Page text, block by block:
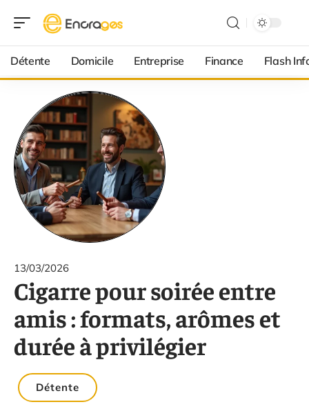
Détente Domicile Entreprise Finance Flash
13/03/2026
Cigarre pour soirée entre
amis : formats, arômes et
durée à privilégier
Détente